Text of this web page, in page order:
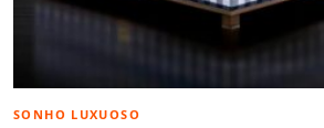
SONHO LUXUOSO